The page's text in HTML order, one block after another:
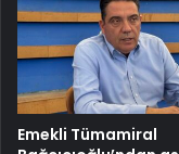
Emekli Tümamiral